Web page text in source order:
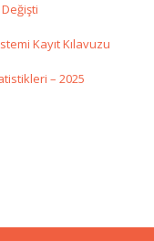
Kayıt Kılavuzu
– 2025